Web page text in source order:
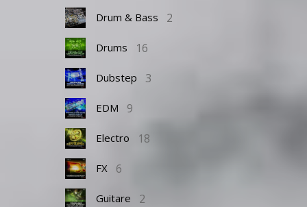
Drum & Bass 2
Drums 16
Dubstep 3
EDM 9
Electro 18
FX 6
Guitare 2